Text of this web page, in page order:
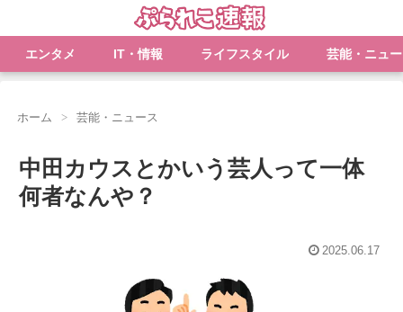
エンタメ IT・情報 ライフスタイル 芸能・ニュ
ホーム 芸能・ニュース
中田カウスとかいう芸人って一体
何者なんや？
2025.06.17